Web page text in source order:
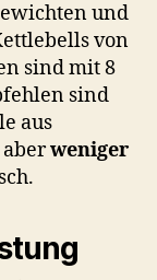
und
von
sind mit 8
sind
aus
weniger